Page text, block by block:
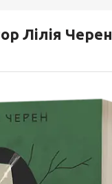
Лілія Черен